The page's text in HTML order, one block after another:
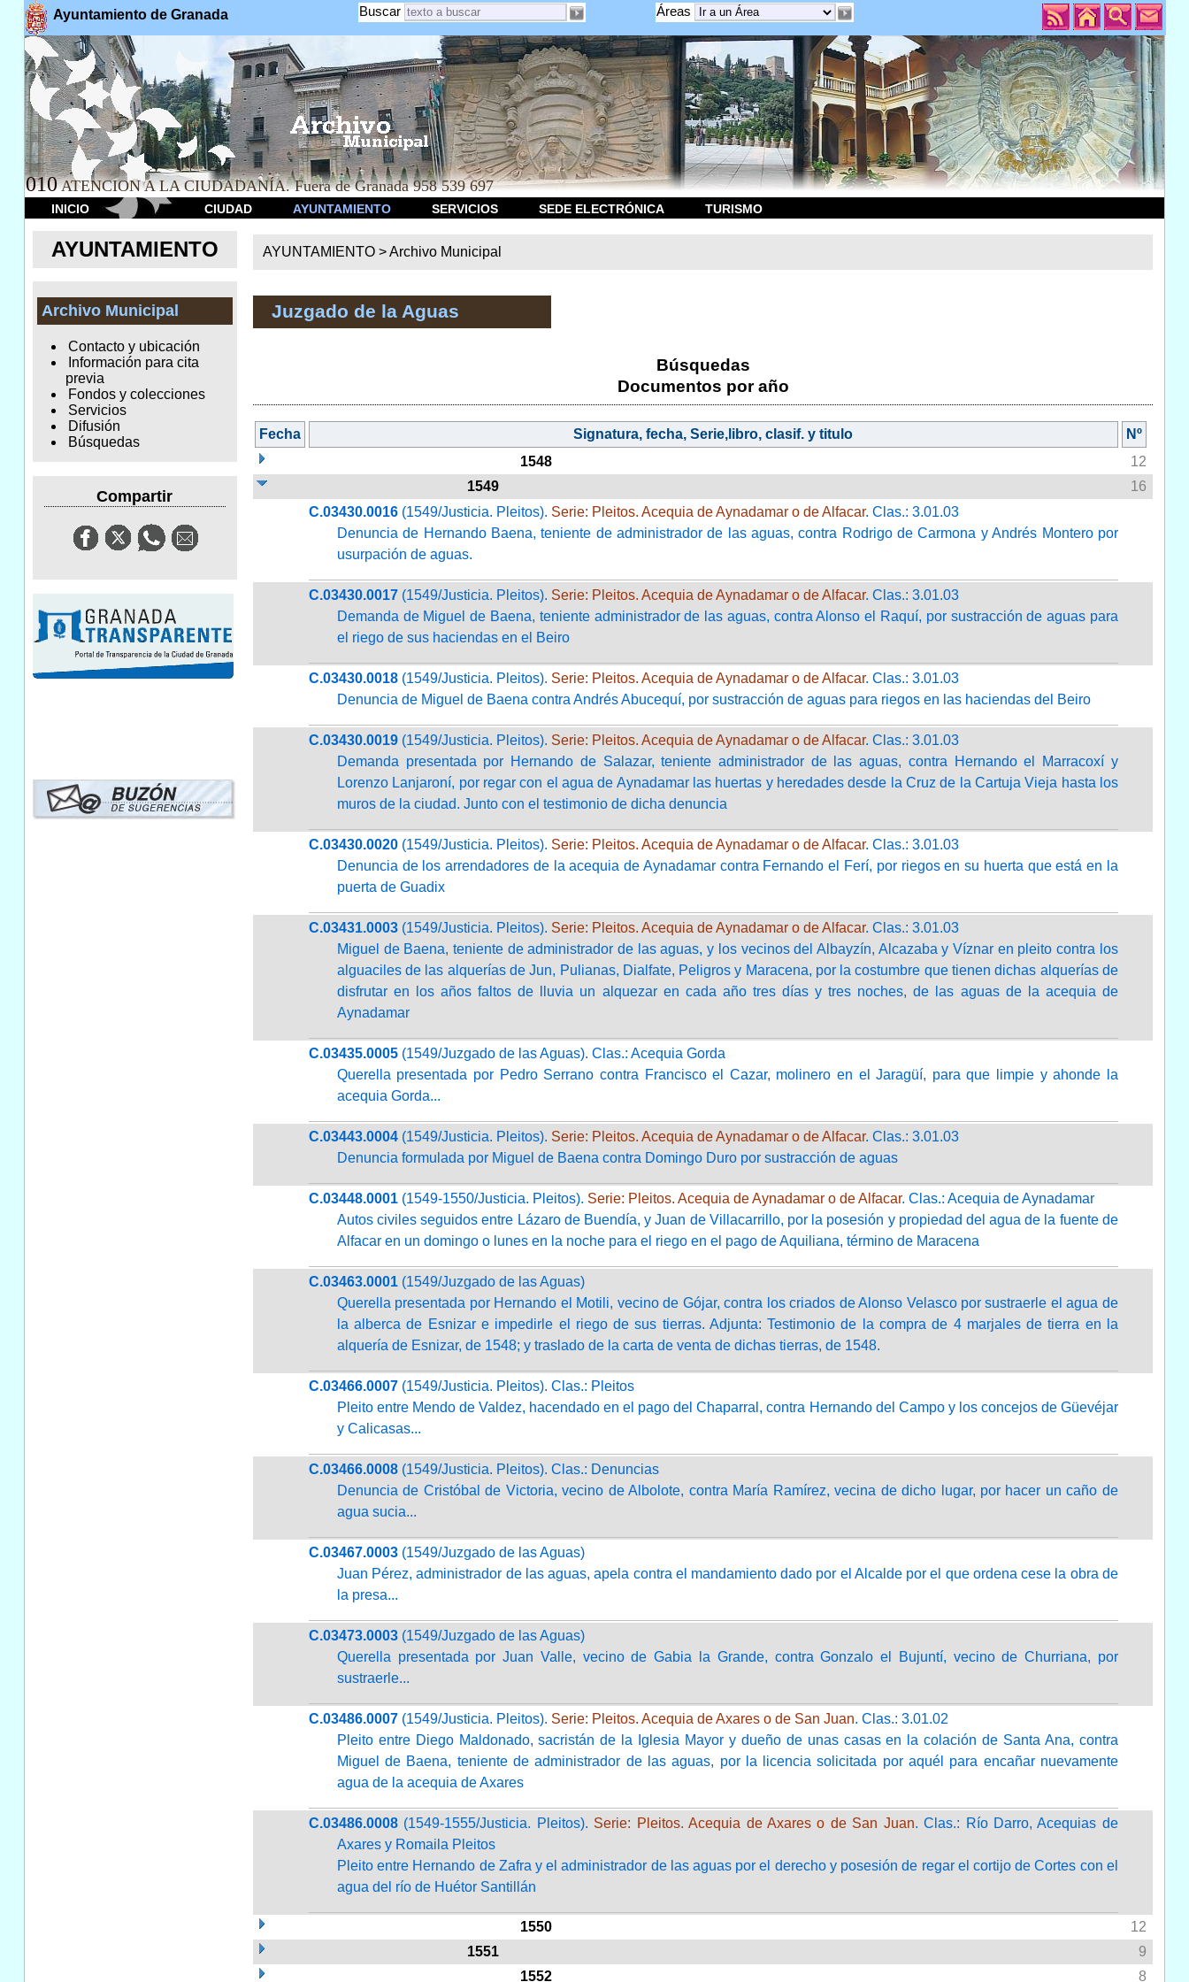
Ayuntamiento de Granada Áreas
Buscar
010 ATENCION A LA CIUDADANÍA. Fuera de Granada 958 539 697
INICIO CIUDAD AYUNTAMIENTO SERVICIOS SEDE ELECTRÓNICA TURISMO
AYUNTAMIENTO
Archivo Municipal
Contacto y ubicación
Información para cita
previa
Fondos y colecciones
Servicios
Difusión
Búsquedas
Compartir
AYUNTAMIENTO >Archivo Municipal
Juzgado de la Aguas
Búsquedas
Documentos por año
Fecha Signatura, fecha, Serie,libro, clasif. y titulo
Nº
1548
12
1549
16
C.03430.0016(1549/Justicia. Pleitos). Serie: Pleitos. Acequia de Aynadamar o de Alfacar. Clas.: 3.01.03
Denuncia de Hernando Baena, teniente de administrador de las aguas, contra Rodrigo de Carmona y Andrés Montero por
usurpación de aguas.
C.03430.0017(1549/Justicia. Pleitos). Serie: Pleitos. Acequia de Aynadamar o de Alfacar. Clas.: 3.01.03
Demanda de Miguel de Baena, teniente administrador de las aguas, contra Alonso el Raquí, por sustracción de aguas para
el riego de sus haciendas en el Beiro
C.03430.0018(1549/Justicia. Pleitos). Serie: Pleitos. Acequia de Aynadamar o de Alfacar. Clas.: 3.01.03
Denuncia de Miguel de Baena contra Andrés Abucequí, por sustracción de aguas para riegos en las haciendas del Beiro
C.03430.0019(1549/Justicia. Pleitos). Serie: Pleitos. Acequia de Aynadamar o de Alfacar. Clas.: 3.01.03
Demanda presentada por Hernando de Salazar, teniente administrador de las aguas, contra Hernando el Marracoxí y
Lorenzo Lanjaroní, por regar con el agua de Aynadamar las huertas y heredades desde la Cruz de la Cartuja Vieja hasta los
muros de la ciudad. Junto con el testimonio de dicha denuncia
C.03430.0020(1549/Justicia. Pleitos). Serie: Pleitos. Acequia de Aynadamar o de Alfacar. Clas.: 3.01.03
Denuncia de los arrendadores de la acequia de Aynadamar contra Fernando el Ferí, por riegos en su huerta que está en la
puerta de Guadix
C.03431.0003(1549/Justicia. Pleitos). Serie: Pleitos. Acequia de Aynadamar o de Alfacar. Clas.: 3.01.03
Miguel de Baena, teniente de administrador de las aguas, y los vecinos del Albayzín, Alcazaba y Víznar en pleito contra los
alguaciles de las alquerías de Jun, Pulianas, Dialfate, Peligros y Maracena, por la costumbre que tienen dichas alquerías de
disfrutar en los años faltos de lluvia un alquezar en cada año tres días y tres noches, de las aguas de la acequia de
Aynadamar
C.03435.0005(1549/Juzgado de las Aguas). Clas.: Acequia Gorda
Querella presentada por Pedro Serrano contra Francisco el Cazar, molinero en el Jaragüí, para que limpie y ahonde la
acequia Gorda...
C.03443.0004(1549/Justicia. Pleitos). Serie: Pleitos. Acequia de Aynadamar o de Alfacar. Clas.: 3.01.03
Denuncia formulada por Miguel de Baena contra Domingo Duro por sustracción de aguas
C.03448.0001(1549-1550/Justicia. Pleitos). Serie: Pleitos. Acequia de Aynadamar o de Alfacar. Clas.: Acequia de Aynadamar
Autos civiles seguidos entre Lázaro de Buendía, y Juan de Villacarrillo, por la posesión y propiedad del agua de la fuente de
Alfacar en un domingo o lunes en la noche para el riego en el pago de Aquiliana, término de Maracena
C.03463.0001(1549/Juzgado de las Aguas)
Querella presentada por Hernando el Motili, vecino de Gójar, contra los criados de Alonso Velasco por sustraerle el agua de
la alberca de Esnizar e impedirle el riego de sus tierras. Adjunta: Testimonio de la compra de 4 marjales de tierra en la
alquería de Esnizar, de 1548; y traslado de la carta de venta de dichas tierras, de 1548.
C.03466.0007(1549/Justicia. Pleitos). Clas.: Pleitos
Pleito entre Mendo de Valdez, hacendado en el pago del Chaparral, contra Hernando del Campo y los concejos de Güevéjar
y Calicasas...
C.03466.0008(1549/Justicia. Pleitos). Clas.: Denuncias
Denuncia de Cristóbal de Victoria, vecino de Albolote, contra María Ramírez, vecina de dicho lugar, por hacer un caño de
agua sucia...
C.03467.0003(1549/Juzgado de las Aguas)
Juan Pérez, administrador de las aguas, apela contra el mandamiento dado por el Alcalde por el que ordena cese la obra de
la presa...
C.03473.0003(1549/Juzgado de las Aguas)
Querella presentada por Juan Valle, vecino de Gabia la Grande, contra Gonzalo el Bujuntí, vecino de Churriana, por
sustraerle...
C.03486.0007(1549/Justicia. Pleitos). Serie: Pleitos. Acequia de Axares o de San Juan. Clas.: 3.01.02
Pleito entre Diego Maldonado, sacristán de la Iglesia Mayor y dueño de unas casas en la colación de Santa Ana, contra
Miguel de Baena, teniente de administrador de las aguas, por la licencia solicitada por aquél para encañar nuevamente
agua de la acequia de Axares
C.03486.0008(1549-1555/Justicia. Pleitos). Serie: Pleitos. Acequia de Axares o de San Juan. Clas.: Río Darro, Acequias de
Axares y Romaila Pleitos
Pleito entre Hernando de Zafra y el administrador de las aguas por el derecho y posesión de regar el cortijo de Cortes con el
agua del río de Huétor Santillán
1550
12
1551
9
1552
8